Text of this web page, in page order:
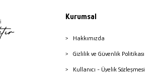
Kurumsal
Hakkımızda
Gizlilik ve Güvenlik Politikası
Kullanıcı - Üyelik Sözleşmesi